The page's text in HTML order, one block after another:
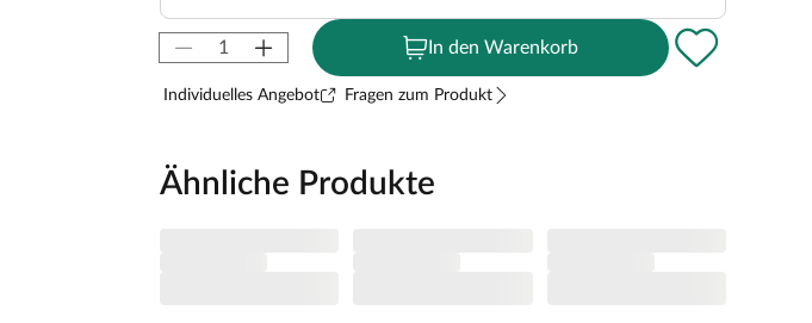
In den Warenkorb
Individuelles Angebot Fragen zum Produkt
Ähnliche Produkte